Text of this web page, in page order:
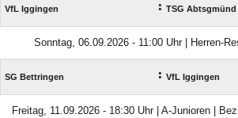
VfL Iggingen : TSG Abtsgmünd
Sonntag, 06.09.2026 - 11:00 Uhr | Herren-
SG Bettringen : VfL Iggingen
Freitag, 11.09.2026 - 18:30 Uhr | A-Junioren |